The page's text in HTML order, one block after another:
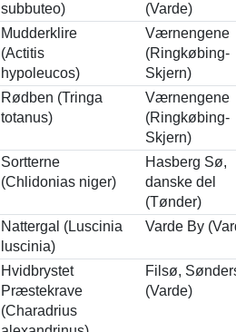
subbuteo)
(Varde)
Mudderklire
(Actitis
hypoleucos)
Værnengene
(Ringkøbing-
Skjern)
Rødben (Tringa
totanus)
Værnengene
(Ringkøbing-
Skjern)
Sortterne
(Chlidonias niger)
Hasberg Sø,
danske del
(Tønder)
Nattergal (Luscinia
luscinia)
Varde By
Hvidbrystet
Præstekrave
(Charadrius
Filsø,
(Varde)